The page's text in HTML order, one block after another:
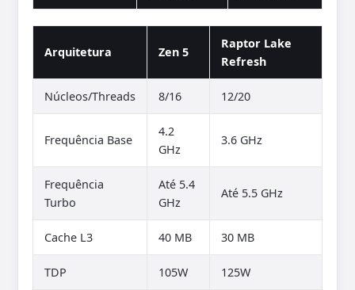
Arquitetura Zen 5
Raptor Lake
Refresh
Núcleos/Threads 8/16 12/20
Frequência Base
4.2
GHz
3.6 GHz
Frequência
Turbo
Até 5.4
GHz
Até 5.5 GHz
Cache L3 40 MB 30 MB
TDP 105W 125W